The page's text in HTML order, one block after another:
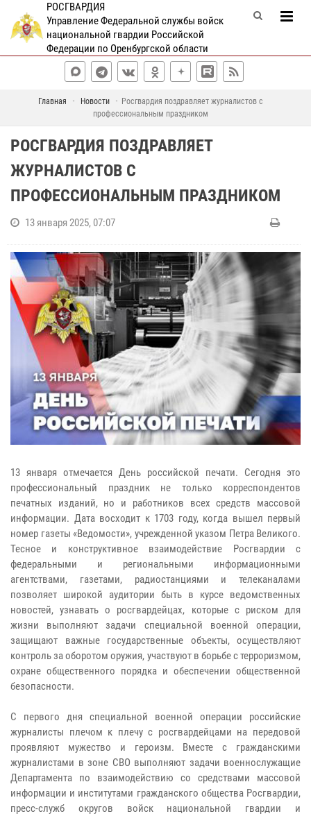
РОСГВАРДИЯ
Управление Федеральной службы войск
национальной гвардии Российской
Федерации по Оренбургской области
Главная Новости
Росгвардия поздравляет журналистов с
профессиональным праздником
РОСГВАРДИЯ ПОЗДРАВЛЯЕТ
ЖУРНАЛИСТОВ С
ПРОФЕССИОНАЛЬНЫМ ПРАЗДНИКОМ
13 января 2025, 07:07
13 января отмечается День российской печати. Сегодня это
профессиональный праздник не только корреспондентов
печатных изданий, но и работников всех средств массовой
информации. Дата восходит к 1703 году, когда вышел первый
номер газеты «Ведомости», учрежденной указом Петра Великого.
Тесное и конструктивное взаимодействие Росгвардии с
федеральными и региональными информационными
агентствами, газетами, радиостанциями и телеканалами
позволяет широкой аудитории быть в курсе ведомственных
новостей, узнавать о росгвардейцах, которые с риском для
жизни выполняют задачи специальной военной операции,
защищают важные государственные объекты, осуществляют
контроль за оборотом оружия, участвуют в борьбе с терроризмом,
охране общественного порядка и обеспечении общественной
безопасности.
С первого дня специальной военной операции российские
журналисты плечом к плечу с росгвардейцами на передовой
проявляют мужество и героизм. Вместе с гражданскими
журналистами в зоне СВО выполняют задачи военнослужащие
Департамента по взаимодействию со средствами массовой
информации и институтами гражданского общества Росгвардии,
пресс-служб округов войск национальной гвардии и